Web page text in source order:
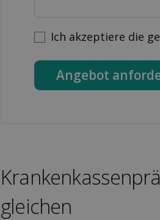
Ich akzeptiere die
Angebot
gleichen